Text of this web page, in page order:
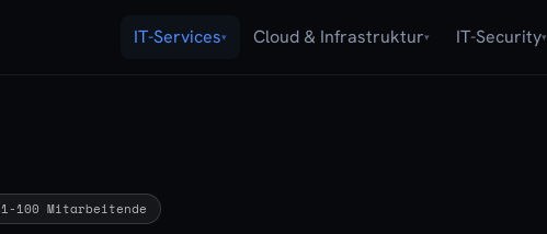
IT-Services▾ Cloud & Infrastruktur▾ IT-Security▾
100 Mitarbeitende